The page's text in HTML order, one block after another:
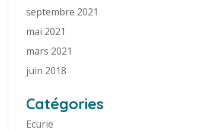
septembre 2021
mai 2021
mars 2021
juin 2018
Catégories
Ecurie